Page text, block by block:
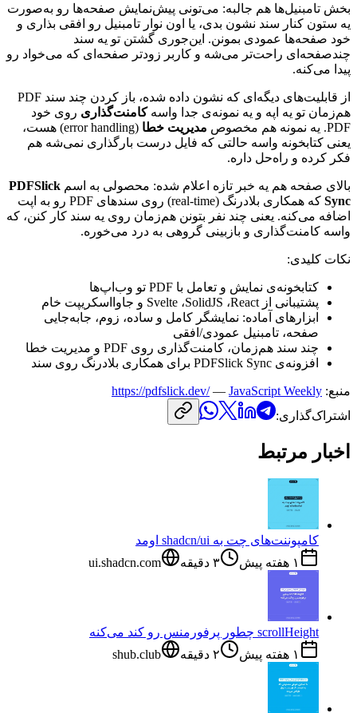
بخش تامبنیل‌ها هم جالبه: می‌تونی پیش‌نمایش صفحه‌ها رو به‌صورت
یه ستون کنار سند نشون بدی، یا اون نوار تامبنیل رو افقی بذاری و
خود صفحه‌ها عمودی بمونن. این‌جوری گشتن تو یه سند
چندصفحه‌ای راحت‌تر می‌شه و کاربر زودتر صفحه‌ای که می‌خواد رو
پیدا می‌کنه.
از قابلیت‌های دیگه‌ای که نشون داده شده، باز کردن چند سند PDF
هم‌زمان تو یه اپه و یه نمونه‌ی جدا واسه کامنت‌گذاری روی خود
PDF
. یه نمونه هم مخصوص مدیریت خطا (error handling) هست،
یعنی کتابخونه واسه حالتی که فایل درست بارگذاری نمی‌شه هم
فکر کرده و راه‌حل داره.
بالای صفحه هم یه خبر تازه اعلام شده: محصولی به اسم PDFSlick
Sync که همکاری بلادرنگ (real-time) روی سندهای PDF رو به اپت
اضافه می‌کنه. یعنی چند نفر بتونن هم‌زمان روی یه سند کار کنن، که
واسه کامنت‌گذاری و بازبینی گروهی به درد می‌خوره.
نکات کلیدی:
کتابخونه‌ی نمایش و تعامل با PDF تو وب‌اپ‌ها
پشتیبانی از React، SolidJS، Svelte و جاوااسکریپت خام
ابزارهای آماده: نمایشگر کامل و ساده، زوم، جابه‌جایی
صفحه، تامبنیل عمودی/افقی
چند سند هم‌زمان، کامنت‌گذاری روی PDF و مدیریت خطا
افزونه‌ی PDFSlick Sync برای همکاری بلادرنگ روی سند
منبع: JavaScript Weekly
—
https://pdfslick.dev/
اشتراک‌گذاری:
اخبار مرتبط
کامپوننت‌های چت به shadcn/ui اومد
۱ هفته پیش
۳ دقیقه ui.shadcn.com
scrollHeight چطور پرفورمنس رو کند می‌کنه
۱ هفته پیش
۲ دقیقه shub.club